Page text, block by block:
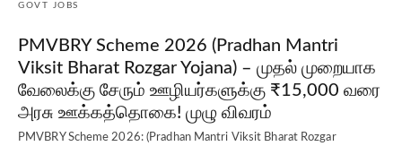
GOVT JOBS
PMVBRY Scheme 2026 (Pradhan Mantri
Viksit Bharat Rozgar Yojana) – முதல் முறையாக
வேலைக்கு சேரும் ஊழியர்களுக்கு ₹15,000 வரை
அரசு ஊக்கத்தொகை! முழு விவரம்
PMVBRY Scheme 2026: (Pradhan Mantri Viksit Bharat Rozgar